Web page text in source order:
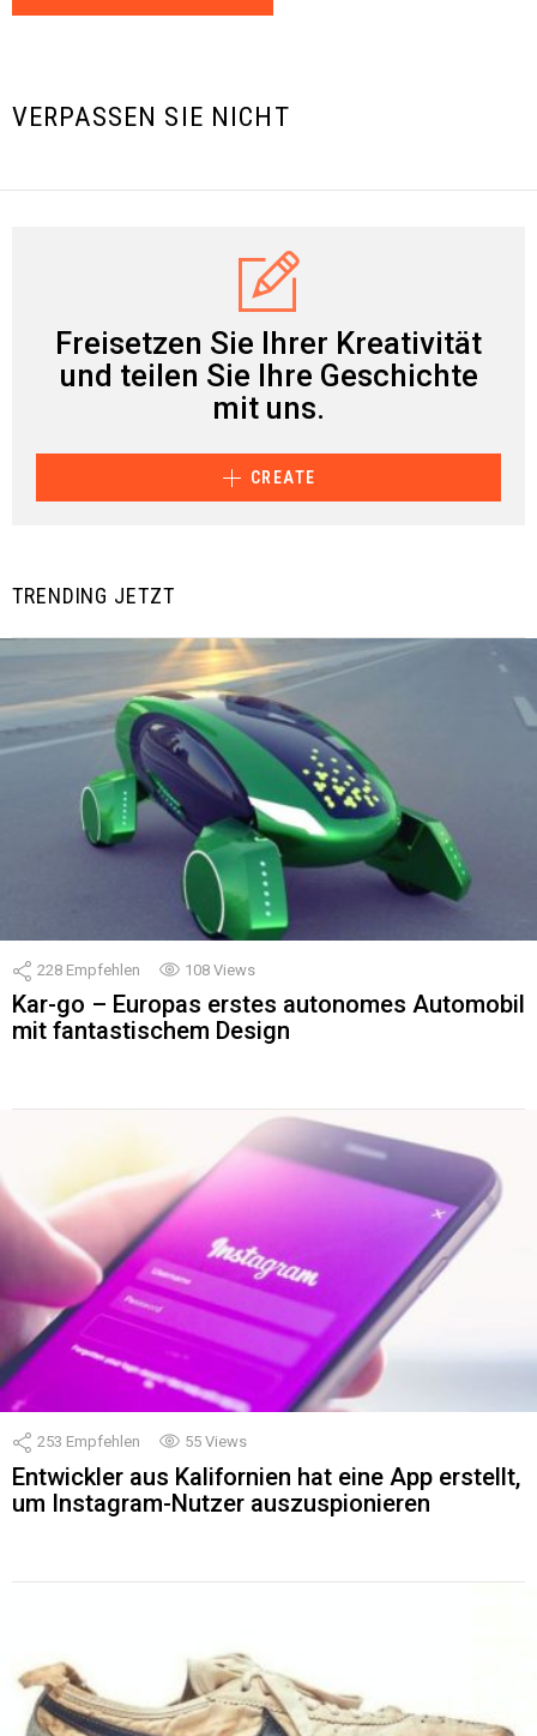
VERPASSEN SIE NICHT
Freisetzen Sie Ihrer Kreativität
und teilen Sie Ihre Geschichte
mit uns.
CREATE
TRENDING JETZT
228 Empfehlen 108 Views
Kar-go – Europas erstes autonomes Automobil
mit fantastischem Design
253 Empfehlen 55 Views
Entwickler aus Kalifornien hat eine App erstellt,
um Instagram-Nutzer auszuspionieren